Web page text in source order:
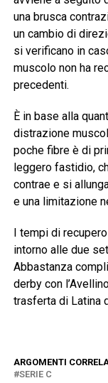
una brusca
un cambio di
si verificano in
muscolo non ha
precedenti.
È in base alla
distrazione
poche fibre è di
leggero fastidio,
contrae e si
e una limitazione
I tempi di
intorno alle due
Abbastanza
derby con
trasferta di Latina
ARGOMENTI
SERIE C